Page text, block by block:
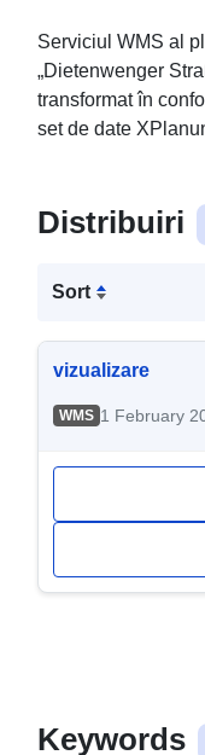
Serviciul WMS al
„Dietenwenger
transformat în
set de date
Distribuiri
Sort
vizualizare
WMS 1 February
Keywords